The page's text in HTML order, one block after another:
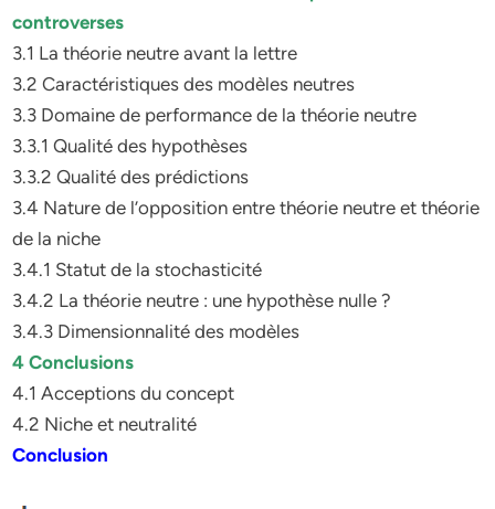
controverses
3.1 La théorie neutre avant la lettre
3.2 Caractéristiques des modèles neutres
3.3 Domaine de performance de la théorie neutre
3.3.1 Qualité des hypothèses
3.3.2 Qualité des prédictions
3.4 Nature de l’opposition entre théorie neutre et théorie
de la niche
3.4.1 Statut de la stochasticité
3.4.2 La théorie neutre : une hypothèse nulle ?
3.4.3 Dimensionnalité des modèles
4 Conclusions
4.1 Acceptions du concept
4.2 Niche et neutralité
Conclusion